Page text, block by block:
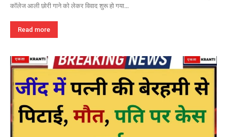
कॉलेज आली छोरी गाने को लेकर विवाद शुरू हो गया...
Read more